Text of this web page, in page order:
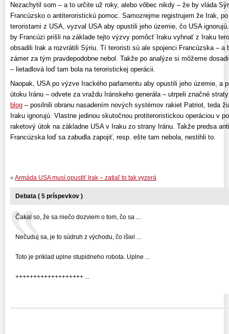
Nezachytil som – a to určite už roky, alebo vôbec nikdy – že by vláda
Francúzsko o antiteroristickú pomoc. Samozrejme registrujem že Irak,
teroristami z USA, vyzval USA aby opustili jeho územie, čo USA
by Francúzi prišli na základe tejto výzvy pomôcť Iraku vyhnať z Iraku
obsadili Irak a rozvrátili Sýriu. Tí teroristi sú ale spojenci Francúzska – a
zámer za tým pravdepodobne nebol. Takže po analýze si môžeme
– lietadlová loď tam bola na teroristickej operácii.
Naopak, USA po výzve Irackého parlamentu aby opustili jeho územie, a
útoku Iránu – odvete za vraždu Iránskeho generála – utrpeli značné
blog – posilnili obranu nasadením nových systémov rakiet Patriot, teda
Iraku ignorujú. Vlastne jedinou skutočnou protiteroristickou operáciou v
raketový útok na základne USA v Iraku zo strany Iránu. Takže predsa
Francúzska loď sa zabudla zapojiť, resp. ešte tam nebola, nestihli to.
« Armáda USA musí opustiť Irak – zatiaľ to tak vyzerá
Debata ( 5 príspevkov )
Čakal so, že sa niečo dozviem o tom, čo sa ...
Nečuduj sa, je to súdruh z východu, čo išiel ...
Toto je priklad uplne stupidneho robota. Uplne ...
+++++++++++++++++++ ...